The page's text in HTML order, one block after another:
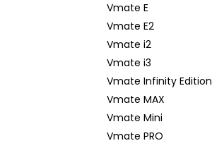
Vmate E
Vmate E2
Vmate i2
Vmate i3
Vmate Infinity Edition
Vmate MAX
Vmate Mini
Vmate PRO